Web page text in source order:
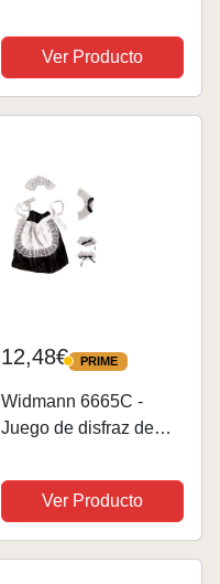
disfraz de despedida
de soltero - Disfraz
para adultos y
accesorios para
Ver Producto
12,48€ PRIME
PRIME
Widmann 6665C -
Juego de disfraz de
compuesto por
diadema, cuello,
para fiestas temáticas
Ver Producto